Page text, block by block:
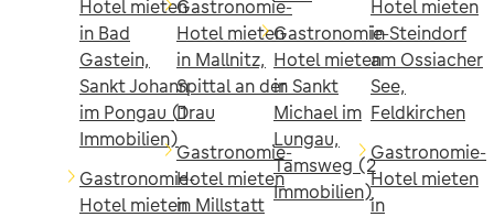
Hotel mieten
in Bad
Gastein,
Sankt Johann
im Pongau (1
Immobilien)
Gastronomie-
Hotel mieten
Gastronomie-
Hotel mieten
in Mallnitz,
Spittal an der
Drau
Gastronomie-
Hotel mieten
in Millstatt
Gastronomie-
Hotel mieten
in Sankt
Michael im
Lungau,
Tamsweg (2
Immobilien)
Hotel mieten
in Steindorf
am Ossiacher
See,
Feldkirchen
Gastronomie-
Hotel mieten
in